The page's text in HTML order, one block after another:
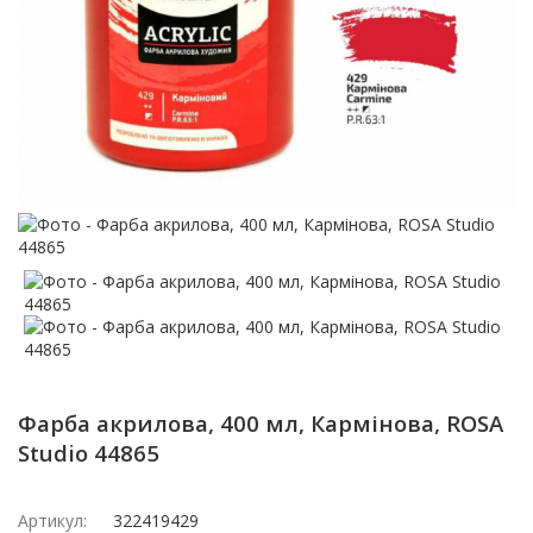
Фарба акрилова, 400 мл, Кармінова, ROSA
Studio 44865
Артикул: 322419429